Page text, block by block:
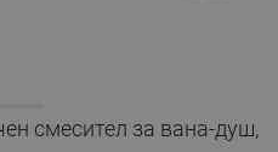
смесител за вана-душ,